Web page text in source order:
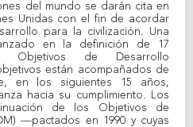
del mundo se darán cita en
Unidas con el fin de acordar
para la civilización. Una
en la definición de 17
Objetivos de Desarrollo
están acompañados de
en los siguientes 15 años,
hacia su cumplimiento. Los
de los Objetivos de
―pactados en 1990 y cuyas